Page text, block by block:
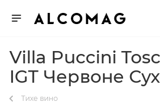
Villa Puccini
IGT Червоне
Тихе вино